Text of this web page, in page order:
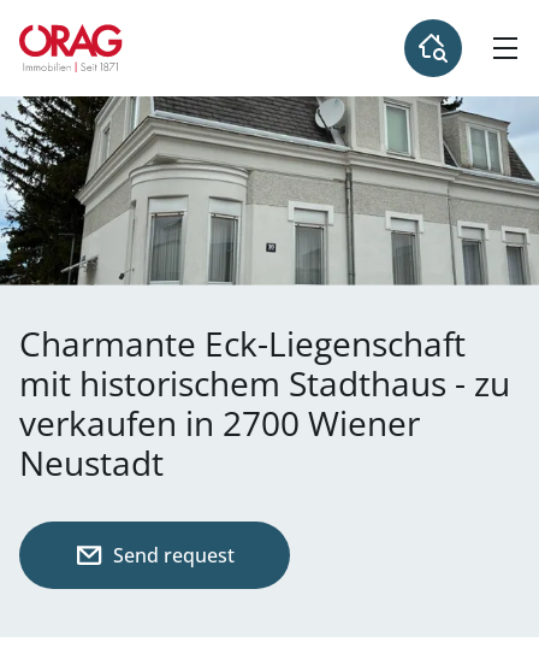
Charmante Eck-Liegenschaft
mit historischem Stadthaus - zu
verkaufen in 2700 Wiener
Neustadt
Send request